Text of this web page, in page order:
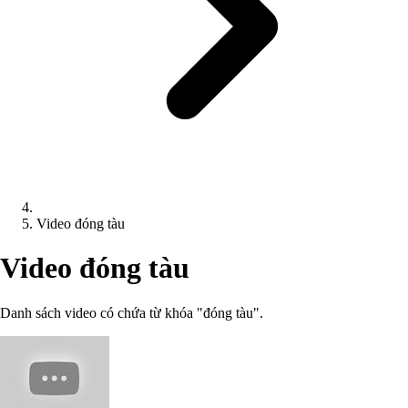
Video đóng tàu
Video đóng tàu
Danh sách video có chứa từ khóa "đóng tàu".